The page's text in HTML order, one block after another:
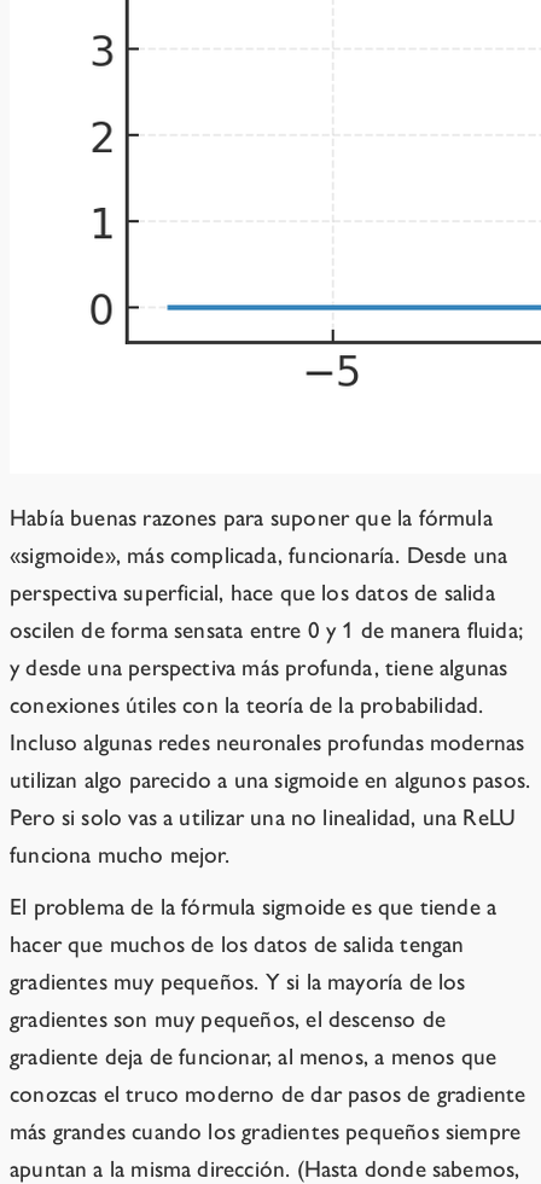
Había buenas razones para suponer que la fórmula
«sigmoide», más complicada, funcionaría. Desde una
perspectiva superficial, hace que los datos de salida
oscilen de forma sensata entre 0 y 1 de manera fluida;
y desde una perspectiva más profunda, tiene algunas
conexiones útiles con la teoría de la probabilidad.
Incluso algunas redes neuronales profundas modernas
utilizan algo parecido a una sigmoide en algunos pasos.
Pero si solo vas a utilizar una no linealidad, una ReLU
funciona mucho mejor.
El problema de la fórmula sigmoide es que tiende a
hacer que muchos de los datos de salida tengan
gradientes muy pequeños. Y si la mayoría de los
gradientes son muy pequeños, el descenso de
gradiente deja de funcionar, al menos, a menos que
conozcas el truco moderno de dar pasos de gradiente
más grandes cuando los gradientes pequeños siempre
apuntan a la misma dirección. (Hasta donde sabemos,